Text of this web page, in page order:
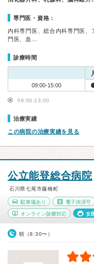
専門医・資格：
内科専門医、総合内科専門医
門医、血…
診療時間
09:00-15:00
09:00-13:00
治療実績
この病院の治療実績を見る
公立能登総合病院
石川県七尾市藤橋町
駐車場あり 電子決済可
オンライン診療対応 女
朝（8:30〜）